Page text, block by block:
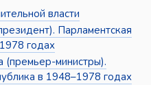
власти
Парламентская
годах
(премьер-министры).
в 1948–1978 годах